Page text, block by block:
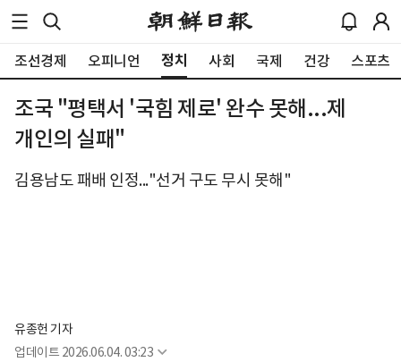
조선경제 오피니언 정치 사회 국제 건강 스포츠
조국 "평택서 '국힘 제로' 완수 못해...제
개인의 실패"
김용남도 패배 인정..."선거 구도 무시 못해"
유종헌 기자
업데이트 2026.06.04. 03:23